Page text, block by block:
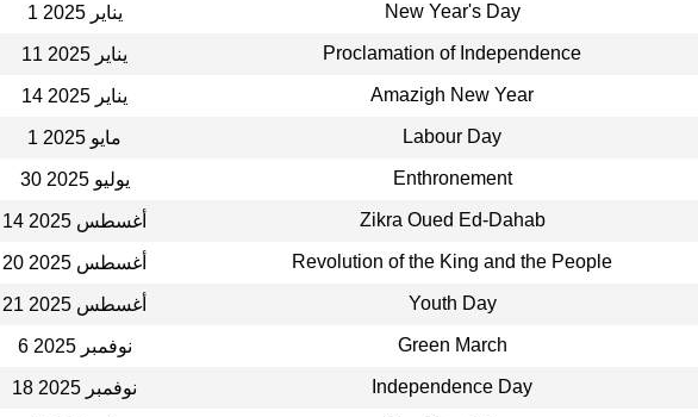
1 يناير 2025 New Year's Day
11 يناير 2025 Proclamation of Independence
14 يناير 2025 Amazigh New Year
1 مايو 2025 Labour Day
30 يوليو 2025 Enthronement
14 أغسطس 2025 Zikra Oued Ed-Dahab
20 أغسطس 2025 Revolution of the King and the People
21 أغسطس 2025 Youth Day
6 نوفمبر 2025 Green March
18 نوفمبر 2025 Independence Day